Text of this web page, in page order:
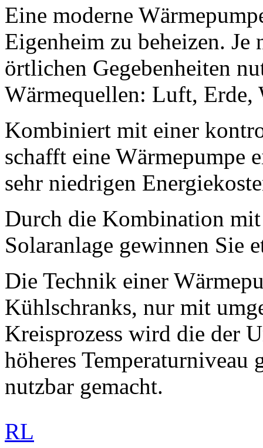
Eine moderne
Eigenheim zu beheizen.
örtlichen Gegebenheiten
Wärmequellen: Luft, Erde,
Kombiniert mit einer
schafft eine Wärmepumpe
sehr niedrigen
Durch die Kombination
Solaranlage gewinnen Sie
Die Technik einer
Kühlschranks, nur mit
Kreisprozess wird die der
höheres Temperaturniveau
nutzbar gemacht.
RL